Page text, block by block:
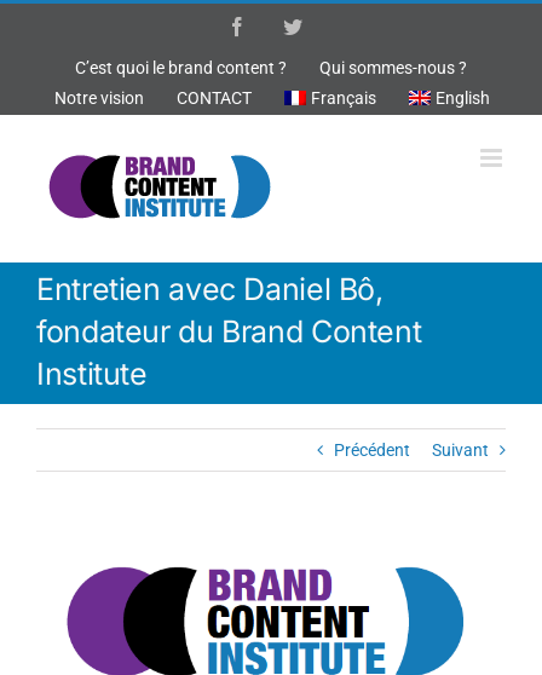
FacebookTwitter
C’est quoi le brand content ?
Qui sommes-nous ?
Notre vision
CONTACT Français English
Entretien avec Daniel Bô,
fondateur du Brand Content
Institute
Précédent Suivant
l'image
agrandie